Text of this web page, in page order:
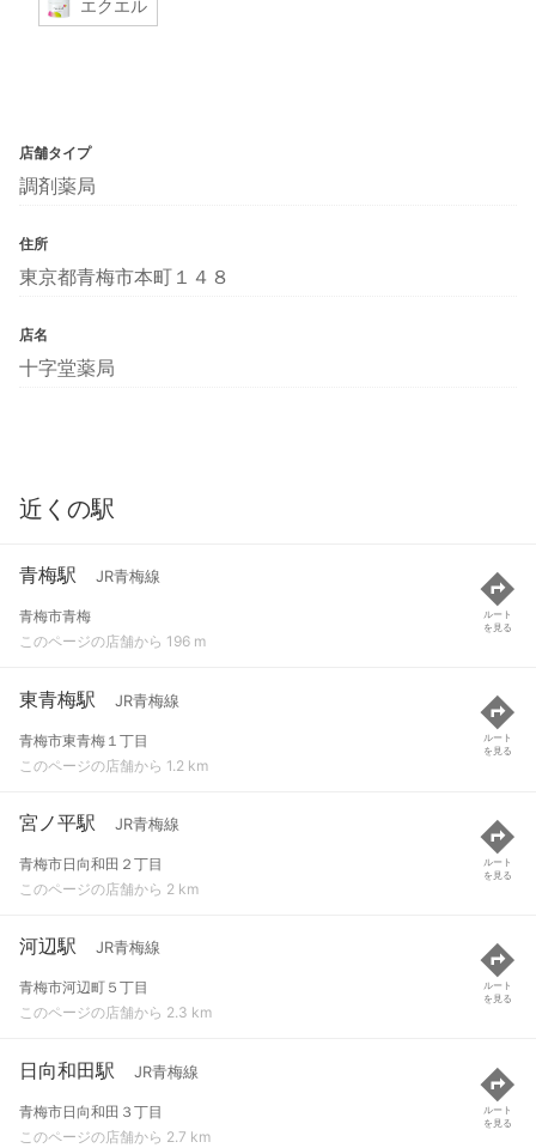
エクエル
店舗タイプ
調剤薬局
住所
東京都青梅市本町１４８
店名
十字堂薬局
近くの駅
青梅駅 JR青梅線
青梅市青梅
このページの店舗から 196 m
ルート
を見る
東青梅駅 JR青梅線
青梅市東青梅１丁目
このページの店舗から 1.2 km
ルート
を見る
宮ノ平駅 JR青梅線
青梅市日向和田２丁目
このページの店舗から 2 km
ルート
を見る
河辺駅 JR青梅線
青梅市河辺町５丁目
このページの店舗から 2.3 km
ルート
を見る
日向和田駅 JR青梅線
青梅市日向和田３丁目
このページの店舗から 2.7 km
ルート
を見る